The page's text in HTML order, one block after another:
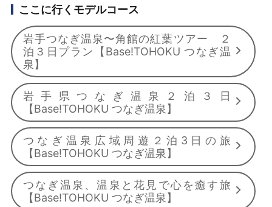
ここに行くモデルコース
岩手つなぎ温泉〜角館の紅葉ツアー ２
泊３日プラン【Base!TOHOKU つなぎ温
泉】
岩手県つなぎ温泉２泊３日
【Base!TOHOKU つなぎ温泉】
つなぎ温泉広域周遊２泊3日の旅
【Base!TOHOKU つなぎ温泉】
つなぎ温泉、温泉と花見で心を癒す旅
【Base!TOHOKU つなぎ温泉】